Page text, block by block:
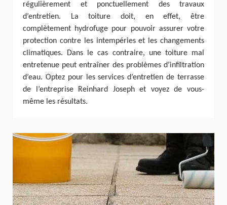
régulièrement et ponctuellement des travaux
d’entretien. La toiture doit, en effet, être
complètement hydrofuge pour pouvoir assurer votre
protection contre les intempéries et les changements
climatiques. Dans le cas contraire, une toiture mal
entretenue peut entraîner des problèmes d’infiltration
d’eau. Optez pour les services d’entretien de terrasse
de l’entreprise Reinhard Joseph et voyez de vous-
même les résultats.